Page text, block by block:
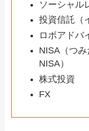
ソーシャル
投資信託（
ロボアドバ
NISA（つ
NISA）
株式投資
FX